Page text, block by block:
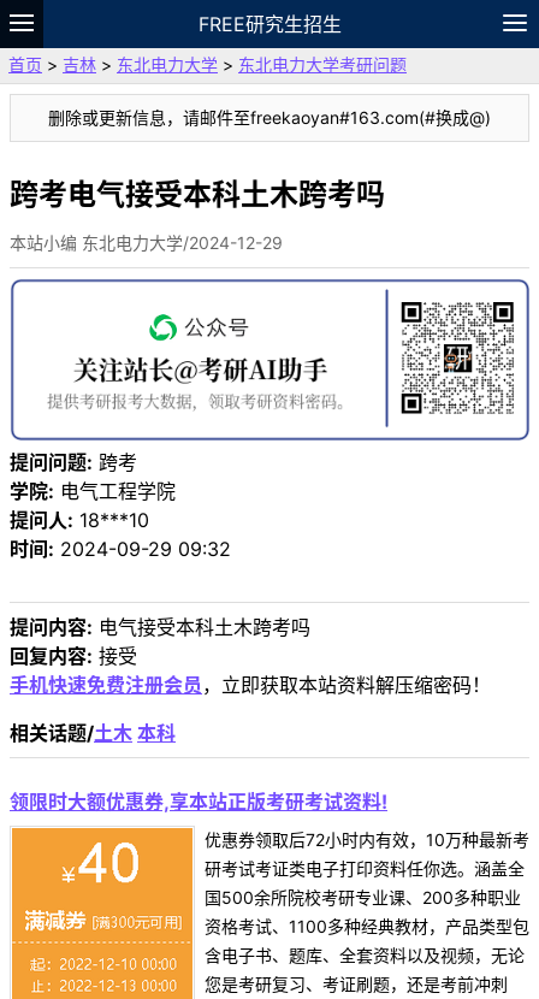
FREE研究生招生
题库
故事 专题 APP 笔记
论坛
VIP
资料
首页 > 吉林 > 东北电力大学 > 东北电力大学考研问题
删除或更新信息，请邮件至freekaoyan#163.com(#换成@)
跨考电气接受本科土木跨考吗
本站小编 东北电力大学/2024-12-29
提问问题: 跨考
学院: 电气工程学院
提问人: 18***10
时间: 2024-09-29 09:32
提问内容: 电气接受本科土木跨考吗
回复内容: 接受
手机快速免费注册会员 ，立即获取本站资料解压缩密码！
相关话题/土木 本科
领限时大额优惠券,享本站正版考研考试资料!
优惠券领取后72小时内有效，10万种最新考
研考试考证类电子打印资料任你选。涵盖全
国500余所院校考研专业课、200多种职业
资格考试、1100多种经典教材，产品类型包
含电子书、题库、全套资料以及视频，无论
您是考研复习、考证刷题，还是考前冲刺